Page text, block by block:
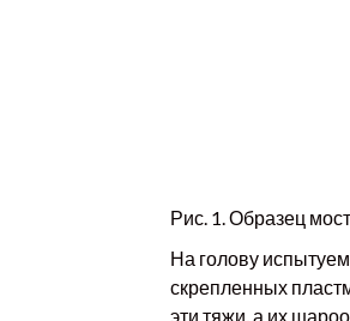
Рис. 1. Образец
На голову
скрепленных
эти тяжи, а их